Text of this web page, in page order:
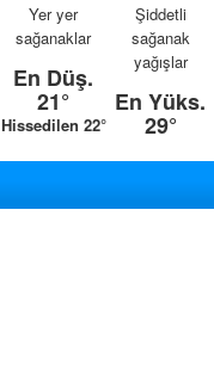
Yer yer
sağanaklar
En Düş.
21°
Hissedilen 22°
Şiddetli
sağanak
yağışlar
En Yüks.
29°